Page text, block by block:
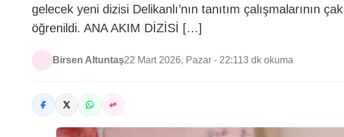
gelecek yeni dizisi Delikanlı’nın tanıtım çalışmalarının
öğrenildi. ANA AKIM DİZİSİ […]
Birsen Altuntaş22 Mart 2026, Pazar - 22:113 dk okuma